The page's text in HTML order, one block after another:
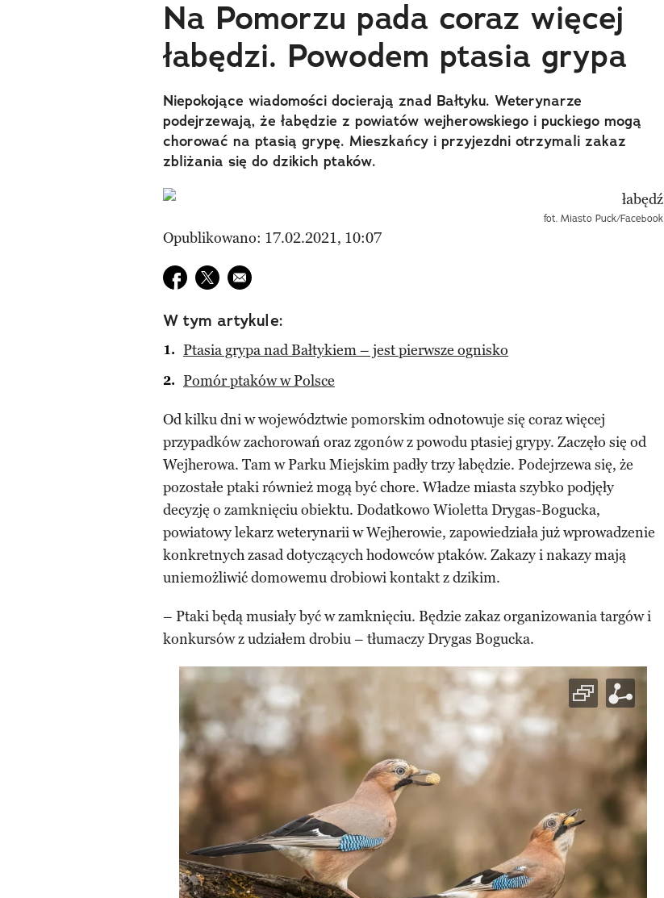
Na Pomorzu pada coraz więcej
łabędzi. Powodem ptasia grypa
Niepokojące wiadomości docierają znad Bałtyku. Weterynarze
podejrzewają, że łabędzie z powiatów wejherowskiego i puckiego mogą
chorować na ptasią grypę. Mieszkańcy i przyjezdni otrzymali zakaz
zbliżania się do dzikich ptaków.
fot. Miasto Puck/Facebook
Opublikowano: 17.02.2021, 10:07
Udostępnij na facebook
Udostępnij na twitter
E-mail do przyjaciela
W tym artykule:
Ptasia grypa nad Bałtykiem – jest pierwsze ognisko
Pomór ptaków w Polsce
Od kilku dni w województwie pomorskim odnotowuje się coraz więcej
przypadków zachorowań oraz zgonów z powodu ptasiej grypy. Zaczęło się od
Wejherowa. Tam w Parku Miejskim padły trzy łabędzie. Podejrzewa się, że
pozostałe ptaki również mogą być chore. Władze miasta szybko podjęły
decyzję o zamknięciu obiektu. Dodatkowo Wioletta Drygas-Bogucka,
powiatowy lekarz weterynarii w Wejherowie, zapowiedziała już wprowadzenie
konkretnych zasad dotyczących hodowców ptaków. Zakazy i nakazy mają
uniemożliwić domowemu drobiowi kontakt z dzikim.
– Ptaki będą musiały być w zamknięciu. Będzie zakaz organizowania targów i
konkursów z udziałem drobiu – tłumaczy Drygas Bogucka.